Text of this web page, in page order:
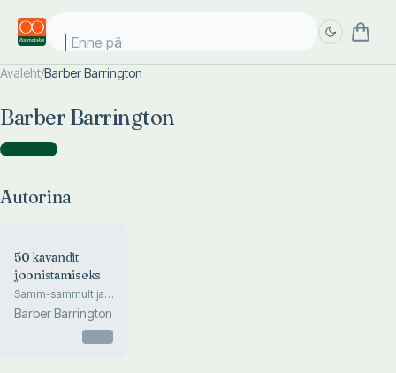
Enne päi
Avaleht/Barber Barrington
Barber Barrington
Autorina )
Autorina
50 kavandit
joonistamiseks
Samm-sammult ja
loominguliselt
Barber Barrington